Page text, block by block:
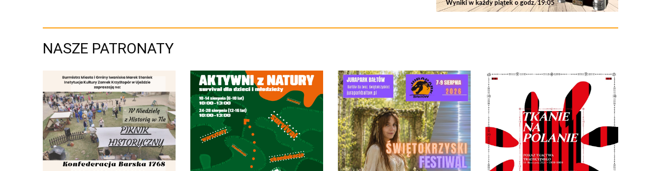
NASZE PATRONATY